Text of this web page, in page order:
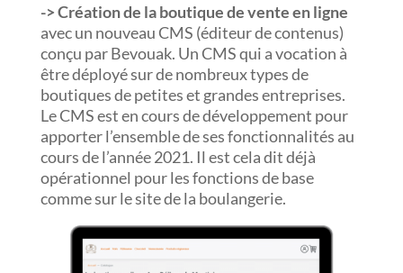
-> Création de la boutique de vente en ligne
avec un nouveau CMS (éditeur de contenus)
conçu par Bevouak. Un CMS qui a vocation à
être déployé sur de nombreux types de
boutiques de petites et grandes entreprises.
Le CMS est en cours de développement pour
apporter l’ensemble de ses fonctionnalités au
cours de l’année 2021. Il est cela dit déjà
opérationnel pour les fonctions de base
comme sur le site de la boulangerie.